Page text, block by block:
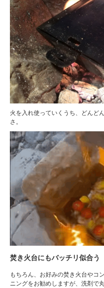
火を入れ使っていくうち、どんど
さ。
焚き火台にもバッチリ似合う
もちろん、お好みの焚き火台やコ
ニングをお勧めしますが、洗剤で